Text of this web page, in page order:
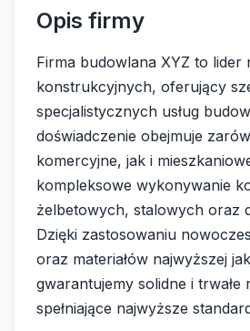
Opis firmy
Firma budowlana XYZ to lider
konstrukcyjnych, oferujący
specjalistycznych usług
doświadczenie obejmuje
komercyjne, jak i
kompleksowe wykonywanie
żelbetowych, stalowych oraz
Dzięki zastosowaniu
oraz materiałów najwyższej
gwarantujemy solidne i trwałe
spełniające najwyższe